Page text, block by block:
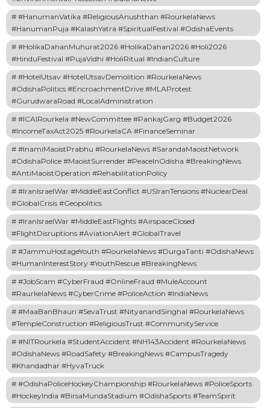
#HanumanVatika #ReligiousAnushthan #RourkelaNews
#HanumanPuja #KalashYatra #SpiritualFestival #OdishaEvents
#HolikaDahanMuhurat2026 #HolikaDahan2026 #Holi2026
#HinduFestival #PujaVidhi #HoliRitual #IndianCulture
#HotelUtsav #HotelUtsavDemolition #RourkelaNews
#OdishaPolitics #EncroachmentDrive #MLAProtest
#GurudwaraRoad #LocalAdministration
#ICAIRourkela #NewCommittee #PankajGarg #Budget2026
#IncomeTaxAct2025 #RourkelaCA #FinanceSeminar
#InamiMaoistPrabhu #RourkelaNews #SarandaMaoistNetwork
#OdishaPolice #MaoistSurrender #PeaceInOdisha #BreakingNews
#AntiMaoistOperation #RehabilitationPolicy
#IranIsraelWar #MiddleEastConflict #USIranTensions #NuclearDeal
#GlobalCrisis #Geopolitics
#IranIsraelWar #MiddleEastFlights #AirspaceClosed
#FlightDisruptions #AviationAlert #GlobalTravel
#JammuHostageYouth #RourkelaNews #DurgaTanti #OdishaNews
#HumanInterestStory #YouthRescue #BreakingNews
#JobScam #CyberFraud #OnlineFraud #MuleAccount
#RaurkelaNews #CyberCrime #PoliceAction #IndiaNews
#MaaBanBhauri #SevaTrust #NityanandSinghal #RourkelaNews
#TempleConstruction #ReligiousTrust #CommunityService
#NITRourkela #StudentAccident #NH143Accident #RourkelaNews
#OdishaNews #RoadSafety #BreakingNews #CampusTragedy
#Khandadhar #HyvaTruck
#OdishaPoliceHockeyChampionship #RourkelaNews #PoliceSports
#HockeyIndia #BirsaMundaStadium #OdishaSports #TeamSpirit